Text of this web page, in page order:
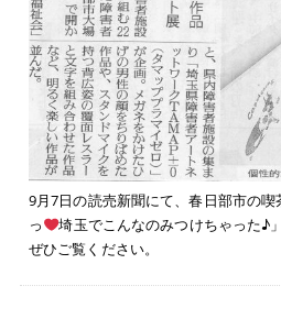
9月7日の読売新聞にて、春日部市の
っ
埼玉でこんなのみつけちゃった♪
ぜひご覧ください。